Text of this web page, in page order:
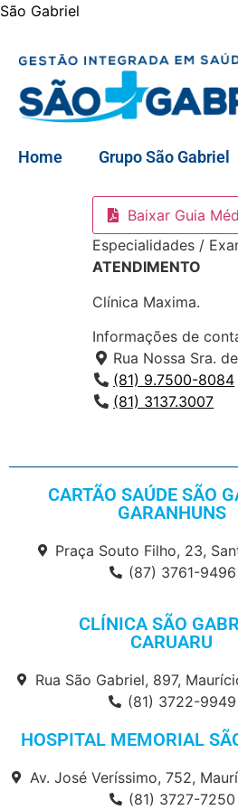
São Gabriel
Home Grupo São Gabriel
Baixar Guia
Especialidades /
ATENDIMENTO
Clínica Maxima.
Informações de
Rua Nossa Sra.
(81) 9.7500-8084
(81) 3137.3007
CARTÃO SAÚDE SÃO
GARANHUNS
Praça Souto Filho, 23,
(87) 3761-9496
CLÍNICA SÃO
CARUARU
Rua São Gabriel, 897,
(81) 3722-9949
HOSPITAL MEMORIAL
Av. José Veríssimo, 752,
(81) 3727-7250